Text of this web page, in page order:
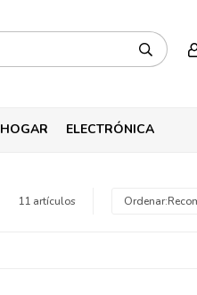
HOGAR ELECTRÓNICA
11 artículos